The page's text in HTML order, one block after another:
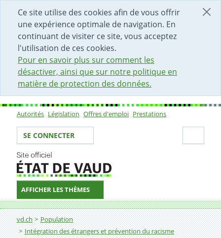
Ce site utilise des cookies afin de vous offrir
une expérience optimale de navigation. En
continuant de visiter ce site, vous acceptez
l'utilisation de ces cookies.
Pour en savoir plus sur comment les
désactiver, ainsi que sur notre politique en
matière de protection des données.
DÉBUT DU CONTENU DE LA PAGE
ACCÈS AU CHAMP DE RECHERCHE
PAGE D'ACCUEIL
FORMULAIRE DE CONTACT
Sous-navigation
Autorités Législation Offres d'emploi Prestations
Votre identité
SE CONNECTER
AFFICHER LES THÈMES
Fil d'Ariane
vd.ch
Population
Intégration des étrangers et prévention du racisme